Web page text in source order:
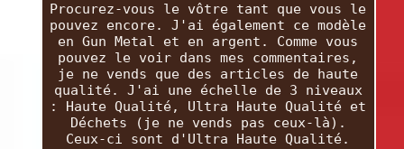
Procurez-vous le vôtre tant que vous le
pouvez encore. J'ai également ce modèle
en Gun Metal et en argent. Comme vous
pouvez le voir dans mes commentaires,
je ne vends que des articles de haute
qualité. J'ai une échelle de 3 niveaux
: Haute Qualité, Ultra Haute Qualité et
Déchets (je ne vends pas ceux-là).
Ceux-ci sont d'Ultra Haute Qualité.